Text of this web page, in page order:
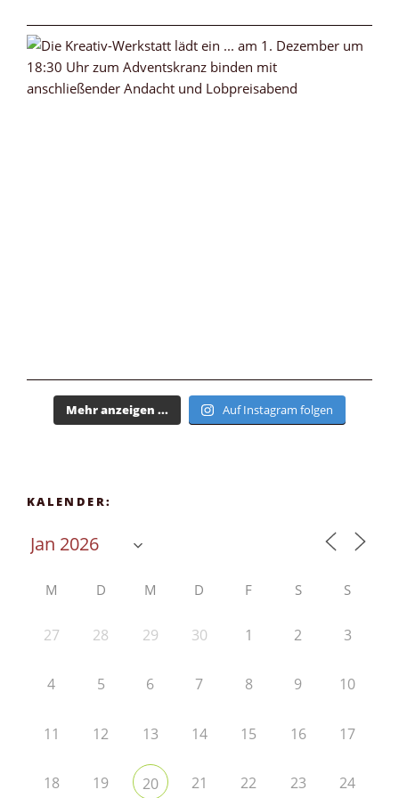
Mehr anzeigen ... Auf Instagram folgen
KALENDER:
M D M D F S S
27 28 29 30 1 2 3
4 5 6 7 8 9 10
11 12 13 14 15 16 17
18 19 20 21 22 23 24